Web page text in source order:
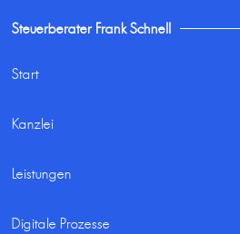
Steuerberater Frank Schnell
Start
Kanzlei
Leistungen
Digitale Prozesse